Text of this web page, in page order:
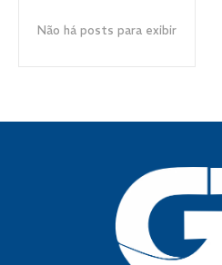
Não há posts para exibir